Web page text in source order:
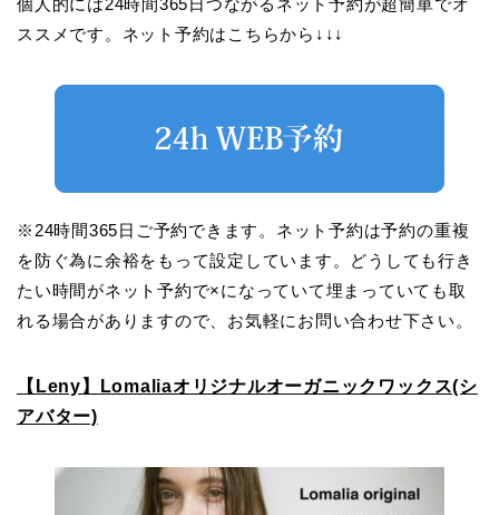
ススメです。ネット予約はこちらから↓↓↓
※24時間365日ご予約できます。ネット予約は予約の重複
を防ぐ為に余裕をもって設定しています。どうしても行き
たい時間がネット予約で×になっていて埋まっていても取
れる場合がありますので、お気軽にお問い合わせ下さい。
【Leny】Lomaliaオリジナルオーガニックワックス(シ
アバター)